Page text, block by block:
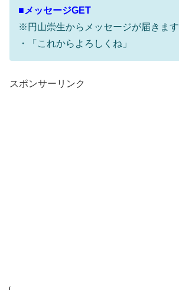
■メッセージGET
※円山崇生からメッセージが届きます
・「これからよろしくね」
スポンサーリンク